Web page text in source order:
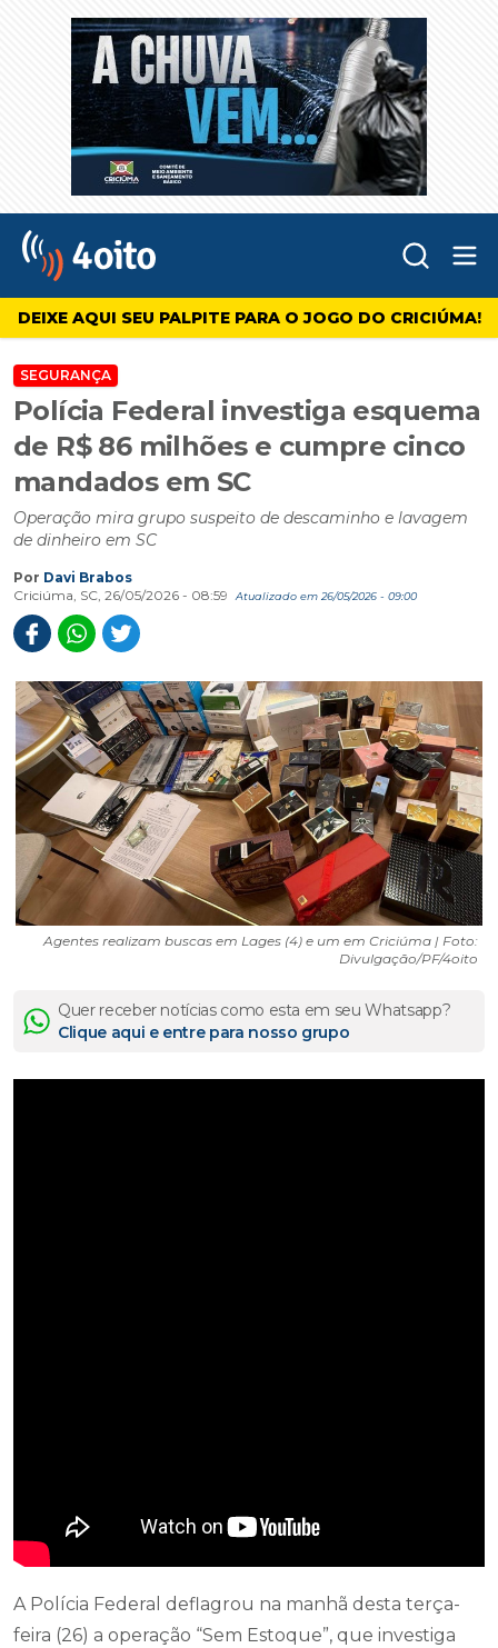
4oito
DEIXE AQUI SEU PALPITE PARA O JOGO DO CRICIÚMA!
SEGURANÇA
Polícia Federal investiga esquema
de R$ 86 milhões e cumpre cinco
mandados em SC
Operação mira grupo suspeito de descaminho e lavagem
de dinheiro em SC
Por Davi Brabos
Criciúma, SC, 26/05/2026 - 08:59
Atualizado em 26/05/2026 - 09:00
Agentes realizam buscas em Lages (4) e um em Criciúma | Foto:
Divulgação/PF/4oito
Quer receber notícias como esta em seu Whatsapp?
Clique aqui e entre para nosso grupo
A Polícia Federal deflagrou na manhã desta terça-
feira (26) a operação “Sem Estoque”, que investiga